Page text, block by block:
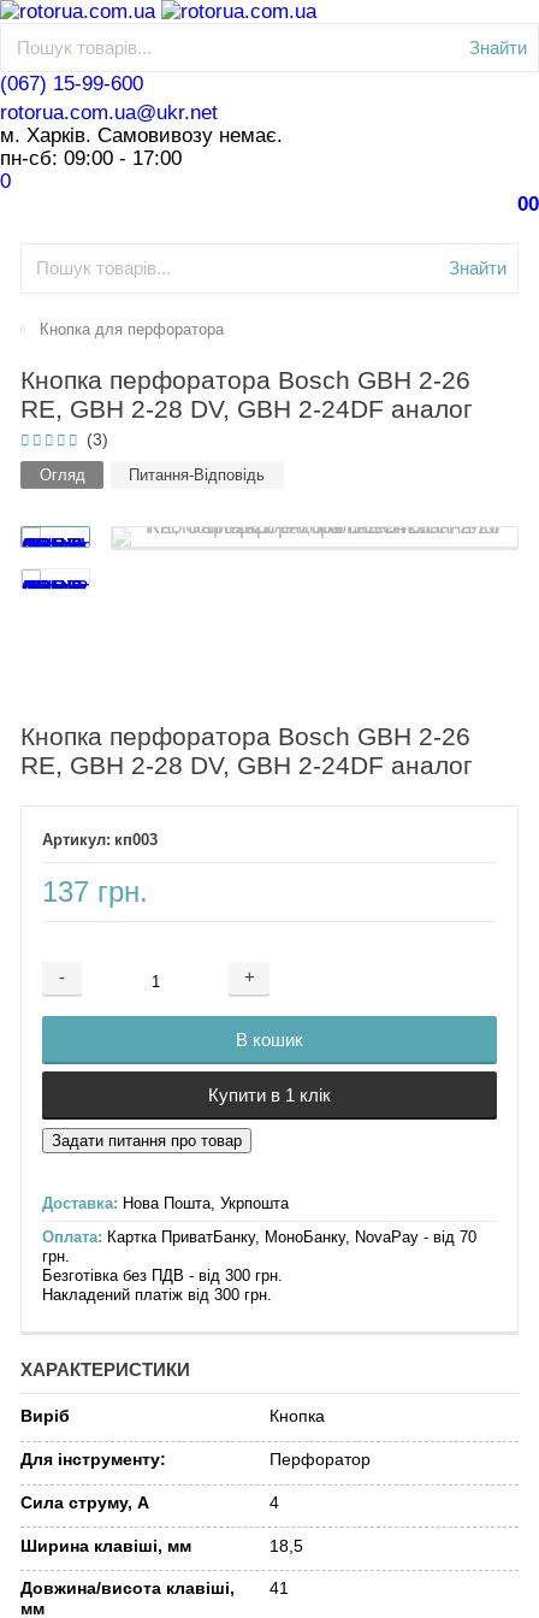
Знайти
(067) 15-99-600
rotorua.com.ua@ukr.net
м. Харків. Самовивозу немає.
пн-сб: 09:00 - 17:00
0
00
Знайти
Кнопка для перфоратора
Кнопка перфоратора Bosch GBH 2-26
RE, GBH 2-28 DV, GBH 2-24DF аналог
(3)
Огляд Питання-Відповідь
Кнопка перфоратора Bosch GBH 2-26
RE, GBH 2-28 DV, GBH 2-24DF аналог
кп003
137 грн.
- +
Додається ...
В кошик
Доданий
Купити в 1 клік
Доставка: Нова Пошта, Укрпошта
Оплата: Картка ПриватБанку, МоноБанку, NovaPay - від 70
грн.
Безготівка без ПДВ - від 300 грн.
Накладений платіж від 300 грн.
ХАРАКТЕРИСТИКИ
Виріб Кнопка
Для інструменту: Перфоратор
Сила струму, А 4
Ширина клавіші, мм 18,5
Довжина/висота клавіші,
мм
41